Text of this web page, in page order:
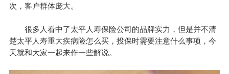
次，客户群体庞大。
很多人看中了太平人寿保险公司的品牌实力，但是并不清
楚太平人寿重大疾病险怎么买，投保时需要注意什么事项，今
天就和大家一起来作一些解说。